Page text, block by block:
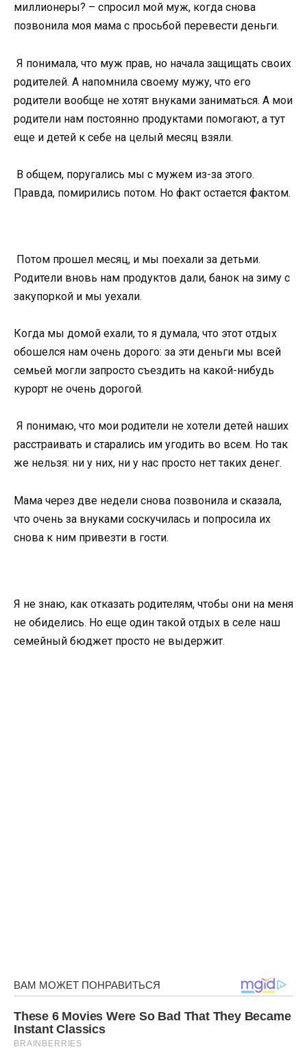
миллионеры? – спросил мой муж, когда снова
позвонила моя мама с просьбой перевести деньги.
Я понимала, что муж прав, но начала защищать своих
родителей. А напомнила своему мужу, что его
родители вообще не хотят внуками заниматься. А мои
родители нам постоянно продуктами помогают, а тут
еще и детей к себе на целый месяц взяли.
В общем, поругались мы с мужем из-за этого.
Правда, помирились потом. Но факт остается фактом.
Потом прошел месяц, и мы поехали за детьми.
Родители вновь нам продуктов дали, банок на зиму с
закупоркой и мы уехали.
Когда мы домой ехали, то я думала, что этот отдых
обошелся нам очень дорого: за эти деньги мы всей
семьей могли запросто съездить на какой-нибудь
курорт не очень дорогой.
Я понимаю, что мои родители не хотели детей наших
расстраивать и старались им угодить во всем. Но так
же нельзя: ни у них, ни у нас просто нет таких денег.
Мама через две недели снова позвонила и сказала,
что очень за внуками соскучилась и попросила их
снова к ним привезти в гости.
Я не знаю, как отказать родителям, чтобы они на меня
не обиделись. Но еще один такой отдых в селе наш
семейный бюджет просто не выдержит.